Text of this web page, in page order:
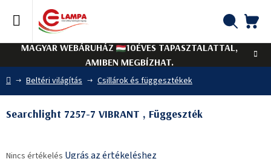
tartalomhoz
MAGYAR WEBÁRUHÁZ
10ÉVES TAPASZTALATTAL,
AMIBEN MEGBÍZHAT.
Kezdőlap
Beltéri világítás Csillárok és függesztékek
Searchlight 7257-7 VIBRANT , Függeszték
Nincs értékelés Ugrás az értékeléshez